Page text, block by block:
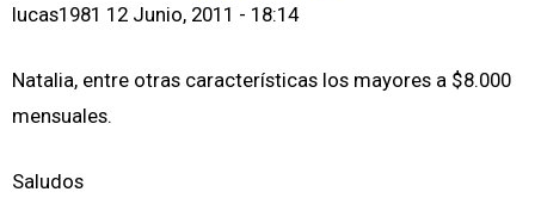
lucas1981 12 Junio, 2011 - 18:14
Natalia, entre otras características los mayores a $8.000
mensuales.
Saludos